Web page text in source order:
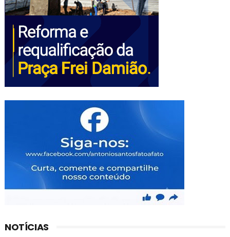
NOTÍCIAS